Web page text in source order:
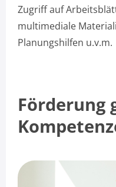
Zugriff auf
multimediale
Planungshilfen u.v.m.
Förderung